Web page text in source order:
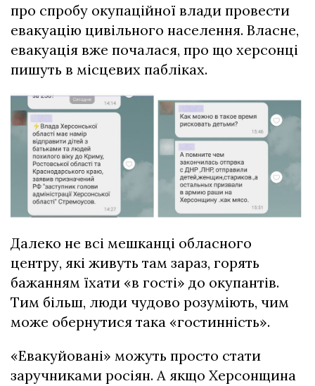
про спробу окупаційної влади провести
евакуацію цивільного населення. Власне,
евакуація вже почалася, про що херсонці
пишуть в місцевих пабліках.
Далеко не всі мешканці обласного
центру, які живуть там зараз, горять
бажанням їхати «в гості» до окупантів.
Тим більш, люди чудово розуміють, чим
може обернутися така «гостинність».
«Евакуйовані» можуть просто стати
заручниками росіян. А якщо Херсонщина